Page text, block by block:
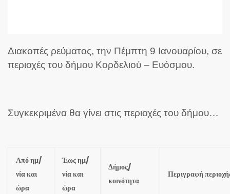
Διακοπές ρεύματος, την Πέμπτη 9 Ιανουαρίου, σε
περιοχές του δήμου Κορδελιού – Ευόσμου.
Συγκεκριμένα θα γίνει στις περιοχές του δήμου…
Από ημ/
νία και
ώρα
Έως ημ/
νία και
ώρα
Δήμος/
κοινότητα
Περιγραφή